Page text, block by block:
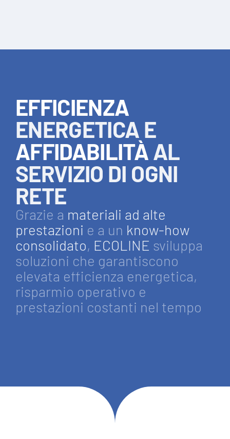
EFFICIENZA
ENERGETICA E
AFFIDABILITÀ AL
SERVIZIO DI OGNI
RETE
Grazie a materiali ad alte
prestazioni e a un know-how
consolidato, ECOLINE sviluppa
soluzioni che garantiscono
elevata efficienza energetica,
risparmio operativo e
prestazioni costanti nel tempo